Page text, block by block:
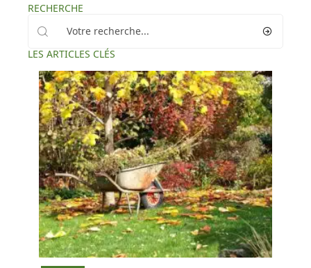
RECHERCHE
LES ARTICLES CLÉS